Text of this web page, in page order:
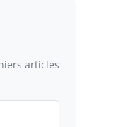
articles